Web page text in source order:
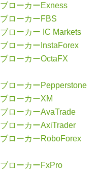
ブローカーExness
ブローカーFBS
ブローカー IC Markets
ブローカーInstaForex
ブローカーOctaFX
ブローカーPepperstone
ブローカーXM
ブローカーAvaTrade
ブローカーAxiTrader
ブローカーRoboForex
ブローカーFxPro